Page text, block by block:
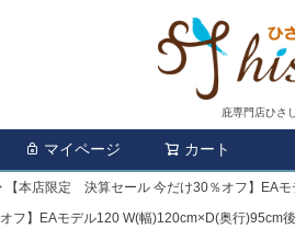
庇専門店ひさ
マイページ カート
【本店限定 決算セール 今だけ30％オフ】EA
フ】EAモデル120 W(幅)120cm×D(奥行)95cm